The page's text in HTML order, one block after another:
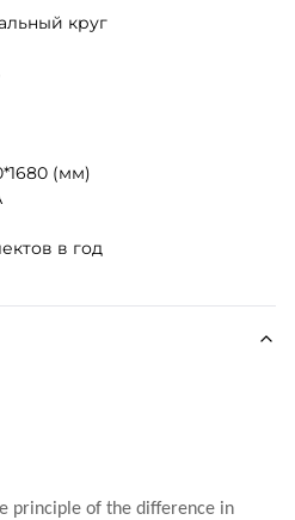
круг
(мм)
в год
principle of the difference in